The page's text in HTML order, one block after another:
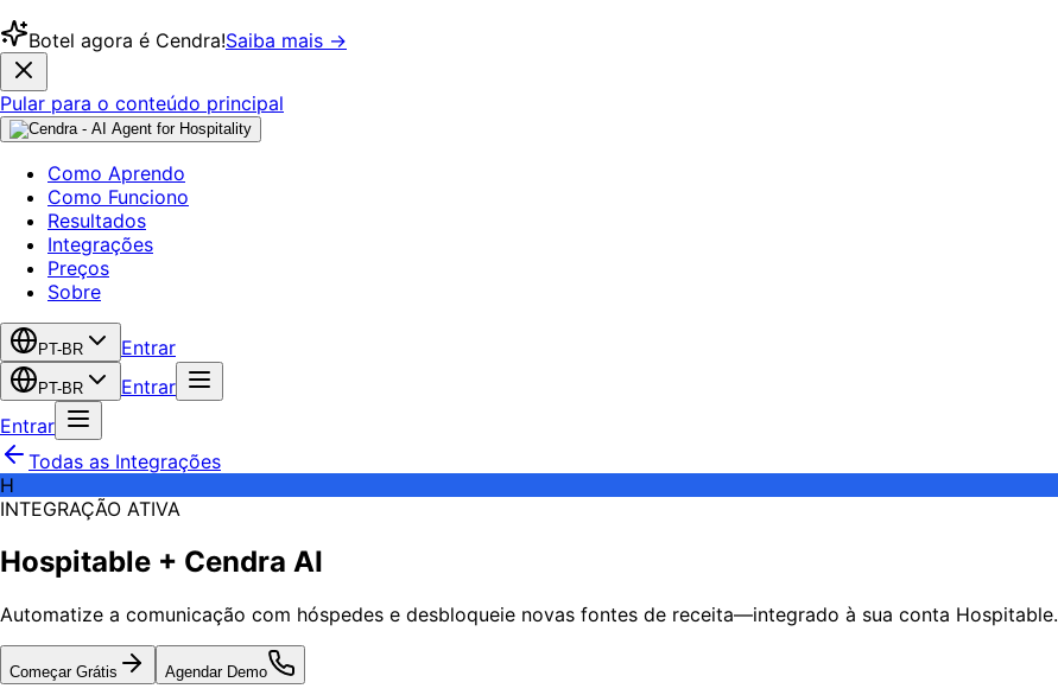
Botel agora é Cendra!Saiba mais →
Pular para o conteúdo principal
Como Aprendo
Como Funciono
Resultados
Integrações
Preços
Sobre
PT-BR Entrar
PT-BR
Entrar
Entrar
Todas as Integrações
H
INTEGRAÇÃO ATIVA
Hospitable + Cendra AI
Automatize a comunicação com hóspedes e desbloqueie novas fontes de receita—integrado à sua conta Hospitable.
Começar Grátis Agendar Demo